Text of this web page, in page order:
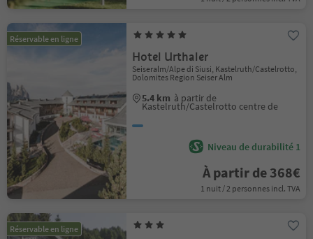
Réservable en ligne
Hotel Urthaler
Seiseralm/Alpe di Siusi, Kastelruth/Castelrotto,
Dolomites Region Seiser Alm
5.4 km à partir de
Kastelruth/Castelrotto centre de
Niveau de durabilité 1
À partir de 368€
1 nuit / 2 personnes incl. TVA
Réservable en ligne